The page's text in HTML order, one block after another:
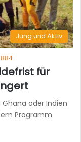
Jung und Aktiv
884
für
Ghana oder Indien
Programm